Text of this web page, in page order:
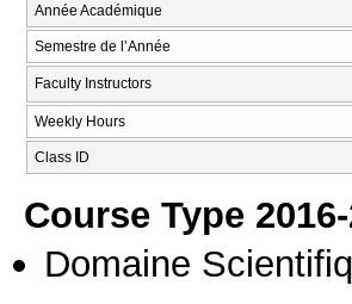
Année Académique
Semestre de l’Année
Faculty Instructors
Weekly Hours
Class ID
Course Type
Domaine